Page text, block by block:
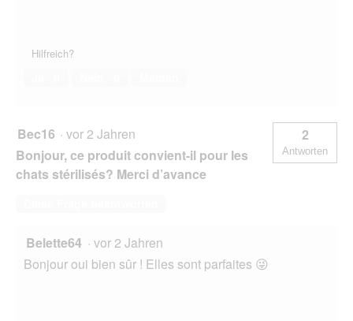
Hilfreich?
Bec16 · vor 2 Jahren
Bonjour, ce produit convient-il pour les
chats stérilisés? Merci d’avance
2
Antworten
Belette64 · vor 2 Jahren
Bonjour oui bien sûr ! Elles sont parfaites 😜